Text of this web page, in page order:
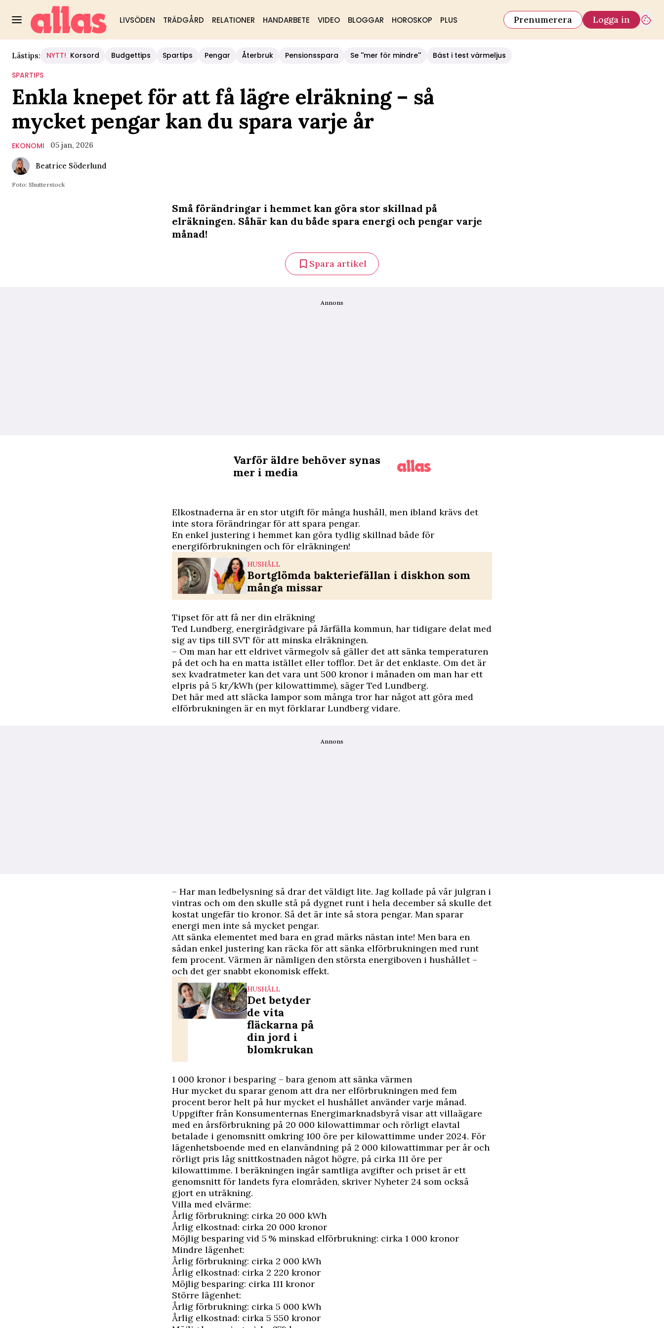
LIVSÖDEN TRÄDGÅRD RELATIONER HANDARBETE VIDEO BLOGGAR HOROSKOP PLUS Prenumerera Logga in
Lästips: NYTT! Korsord Budgettips Spartips Pengar Återbruk Pensionsspara Se ''mer för mindre''
Bäst i test värmeljus
SPARTIPS
Enkla knepet för att få lägre elräkning – så
mycket pengar kan du spara varje år
EKONOMI 05 jan, 2026
Beatrice Söderlund
Foto: Shutterstock
Små förändringar i hemmet kan göra stor skillnad på
elräkningen. Såhär kan du både spara energi och pengar varje
månad!
Spara artikel
Annons
Varför äldre behöver synas
mer i media
Elkostnaderna är en stor utgift för många hushåll, men ibland krävs det
inte stora förändringar för att spara pengar.
En enkel justering i hemmet kan göra tydlig skillnad både för
energiförbrukningen och för elräkningen!
HUSHÅLL
Bortglömda bakteriefällan i diskhon som
många missar
Tipset för att få ner din elräkning
Ted Lundberg, energirådgivare på Järfälla kommun, har tidigare delat med
sig av tips till SVT för att minska elräkningen.
– Om man har ett eldrivet värmegolv så gäller det att sänka temperaturen
på det och ha en matta istället eller tofflor. Det är det enklaste. Om det är
sex kvadratmeter kan det vara unt 500 kronor i månaden om man har ett
elpris på 5 kr/kWh (per kilowattimme), säger Ted Lundberg.
Det här med att släcka lampor som många tror har något att göra med
elförbrukningen är en myt förklarar Lundberg vidare.
Annons
– Har man ledbelysning så drar det väldigt lite. Jag kollade på vår julgran i
vintras och om den skulle stå på dygnet runt i hela december så skulle det
kostat ungefär tio kronor. Så det är inte så stora pengar. Man sparar
energi men inte så mycket pengar.
Att sänka elementet med bara en grad märks nästan inte! Men bara en
sådan enkel justering kan räcka för att sänka elförbrukningen med runt
fem procent. Värmen är nämligen den största energiboven i hushållet –
och det ger snabbt ekonomisk effekt.
HUSHÅLL
Det betyder
de vita
fläckarna på
din jord i
blomkrukan
1 000 kronor i besparing – bara genom att sänka värmen
Hur mycket du sparar genom att dra ner elförbrukningen med fem
procent beror helt på hur mycket el hushållet använder varje månad.
Uppgifter från Konsumenternas Energimarknadsbyrå visar att villaägare
med en årsförbrukning på 20 000 kilowattimmar och rörligt elavtal
betalade i genomsnitt omkring 100 öre per kilowattimme under 2024. För
lägenhetsboende med en elanvändning på 2 000 kilowattimmar per år och
rörligt pris låg snittkostnaden något högre, på cirka 111 öre per
kilowattimme. I beräkningen ingår samtliga avgifter och priset är ett
genomsnitt för landets fyra elområden, skriver Nyheter 24 som också
gjort en uträkning.
Villa med elvärme:
Årlig förbrukning: cirka 20 000 kWh
Årlig elkostnad: cirka 20 000 kronor
Möjlig besparing vid 5 % minskad elförbrukning: cirka 1 000 kronor
Mindre lägenhet:
Årlig förbrukning: cirka 2 000 kWh
Årlig elkostnad: cirka 2 220 kronor
Möjlig besparing: cirka 111 kronor
Större lägenhet:
Årlig förbrukning: cirka 5 000 kWh
Årlig elkostnad: cirka 5 550 kronor